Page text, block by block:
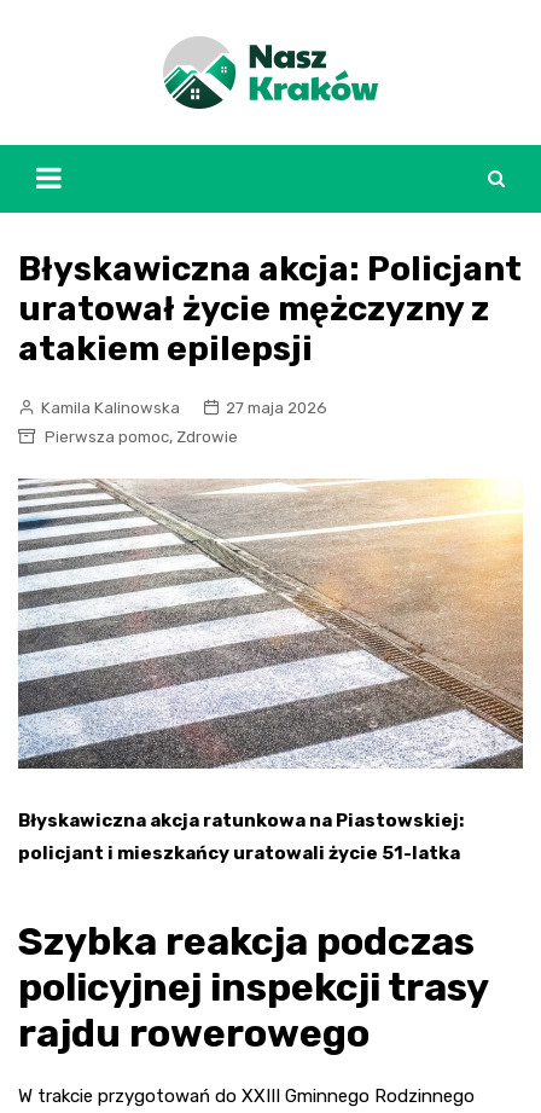
Błyskawiczna akcja: Policjant
uratował życie mężczyzny z
atakiem epilepsji
Kamila Kalinowska
27 maja 2026
Pierwsza pomoc, Zdrowie
Błyskawiczna akcja ratunkowa na Piastowskiej:
policjant i mieszkańcy uratowali życie 51-latka
Szybka reakcja podczas
policyjnej inspekcji trasy
rajdu rowerowego
W trakcie przygotowań do XXIII Gminnego Rodzinnego